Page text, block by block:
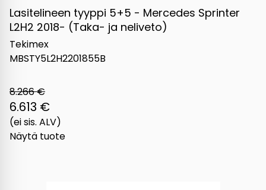
Lasitelineen tyyppi 5+5 - Mercedes Sprinter
L2H2 2018- (Taka- ja neliveto)
Tekimex
MBSTY5L2H2201855B
8.266 €
6.613 €
(ei sis. ALV)
Näytä tuote